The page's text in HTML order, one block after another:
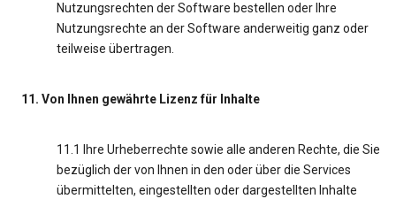
Nutzungsrechten der Software bestellen oder Ihre
Nutzungsrechte an der Software anderweitig ganz oder
teilweise übertragen.
11. Von Ihnen gewährte Lizenz für Inhalte
11.1 Ihre Urheberrechte sowie alle anderen Rechte, die Sie
bezüglich der von Ihnen in den oder über die Services
übermittelten, eingestellten oder dargestellten Inhalte